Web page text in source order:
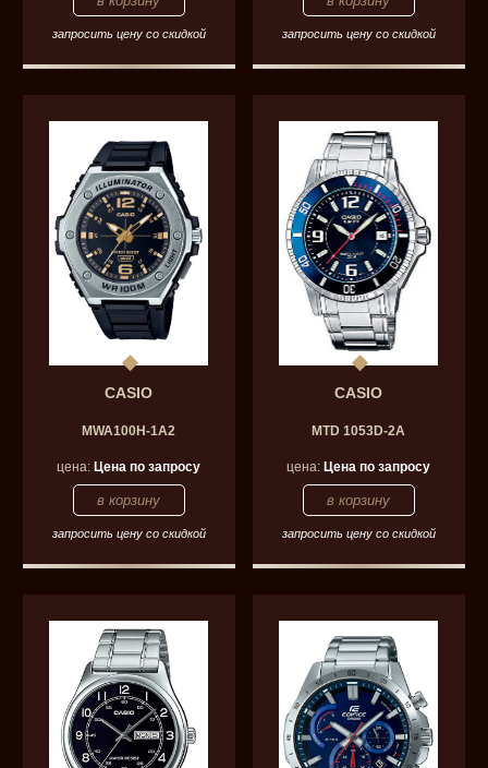
запросить цену со скидкой запросить цену со скидкой
CASIO
MWA100H-1A2
цена: Цена по запросу
запросить цену со скидкой
CASIO
MTD 1053D-2A
цена: Цена по запросу
запросить цену со скидкой